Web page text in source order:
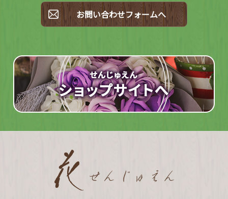
お問い合わせフォームへ